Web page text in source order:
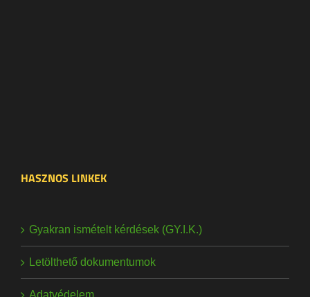
HASZNOS LINKEK
Gyakran ismételt kérdések (GY.I.K.)
Letölthető dokumentumok